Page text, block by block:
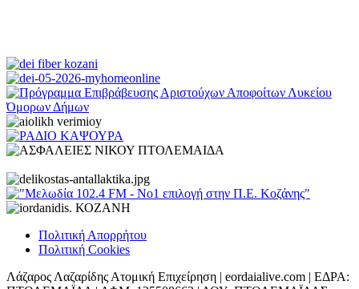
Πολιτική Απορρήτου
Πολιτική Cookies
Λάζαρος Λαζαρίδης Ατομική Επιχείρηση | eordaialive.com | ΕΔΡΑ: